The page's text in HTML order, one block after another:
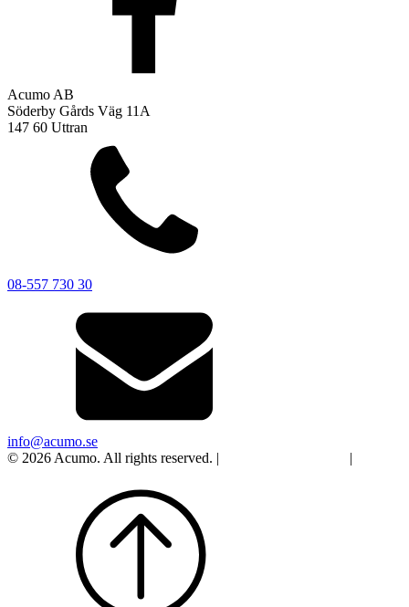
Acumo AB
Söderby Gårds Väg 11A
147 60 Uttran
08-557 730 30
info@acumo.se
© 2026 Acumo. All rights reserved. |
|